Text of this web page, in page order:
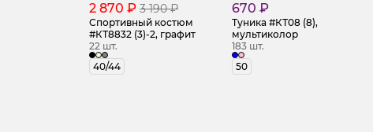
2 870 ₽ 3 190 ₽
Спортивный костюм
#КТ8832 (3)-2, графит
22 шт.
40/44
670 ₽
Туника #КТ08 (8),
мультиколор
183 шт.
50